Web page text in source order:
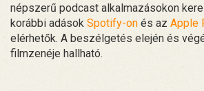
népszerű podcast alkalmazásokon
korábbi adások Spotify-on és az Apple
elérhetők. A beszélgetés elején és
filmzenéje hallható.